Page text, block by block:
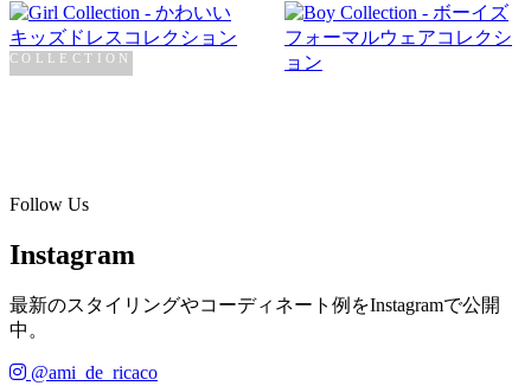
COLLECTION
Follow Us
Instagram
最新のスタイリングやコーディネート例をInstagramで公開
中。
@ami_de_ricaco